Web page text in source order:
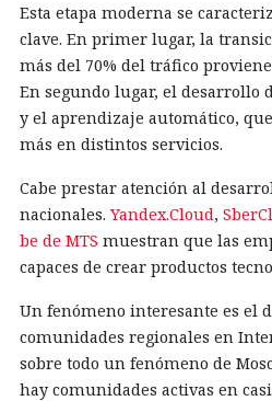
Esta etapa moderna se
clave. En primer lugar, la
más del 70% del tráfico
En segundo lugar, el
y el aprendizaje automático,
más en distintos servicios.
Cabe prestar atención al
nacionales.Yandex.Cloud,
be de MTS muestran que las
capaces de crear productos
Un fenómeno interesante es el
comunidades regionales en
sobre todo un fenómeno de
hay comunidades activas en